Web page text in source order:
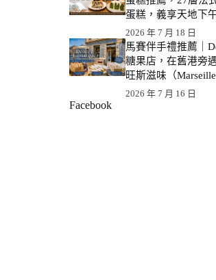
蛋糕，義享天地下
2026 年 7 月 18 日
馬賽伴手禮推薦｜
糖果店，在舊港旁
旺斯滋味（Marseille
2026 年 7 月 16 日
Facebook